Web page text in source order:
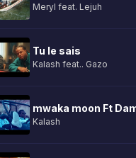
Meryl feat. Lejuh
Tu le sais
Kalash feat.. Gazo
mwaka moon Ft
Kalash